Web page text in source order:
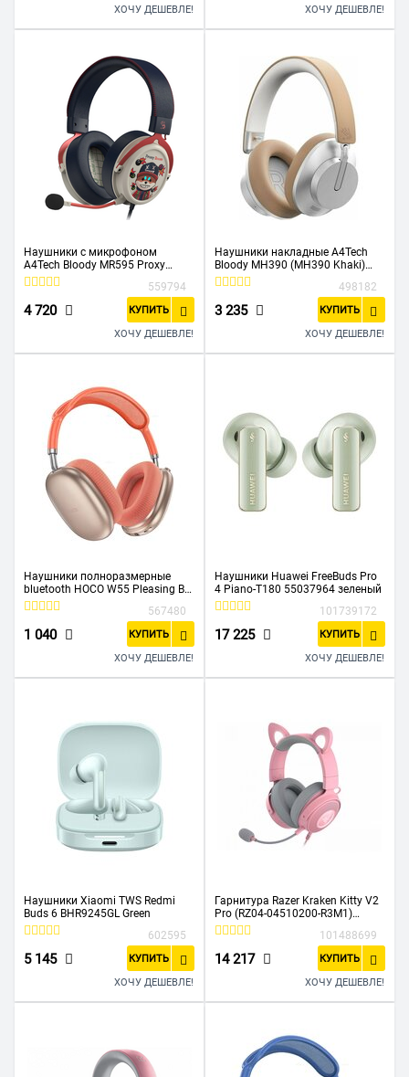
ХОЧУ ДЕШЕВЛЕ! ХОЧУ ДЕШЕВЛЕ!
Наушники с микрофоном
A4Tech Bloody MR595 Proxy
Boom бежевый/черный
559794
4 720 КУПИТЬ
ХОЧУ ДЕШЕВЛЕ!
Наушники накладные A4Tech
Bloody MH390 (MH390 Khaki)
хаки беспроводные
498182
3 235 КУПИТЬ
ХОЧУ ДЕШЕВЛЕ!
Наушники полноразмерные
bluetooth HOCO W55 Pleasing BT
headphones розовый
567480
1 040 КУПИТЬ
ХОЧУ ДЕШЕВЛЕ!
Наушники Huawei FreeBuds Pro
4 Piano-T180 55037964 зеленый
101739172
17 225 КУПИТЬ
ХОЧУ ДЕШЕВЛЕ!
Наушники Xiaomi TWS Redmi
Buds 6 BHR9245GL Green
602595
5 145 КУПИТЬ
ХОЧУ ДЕШЕВЛЕ!
Гарнитура Razer Kraken Kitty V2
Pro (RZ04-04510200-R3M1)
quartz проводная USB
101488699
14 217 КУПИТЬ
ХОЧУ ДЕШЕВЛЕ!